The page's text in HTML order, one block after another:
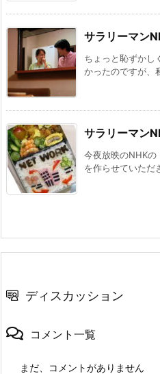
サラリーマン
ちょっと恥ずかし
かったのですが、
サラリーマン
今夜放映のNHKの
を作らせていただ
ディスカッション
コメント一覧
まだ、コメントがありません